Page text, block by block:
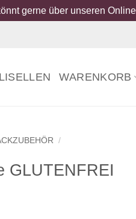
gerne über unseren
WARENKORB
/
GLUTENFREI